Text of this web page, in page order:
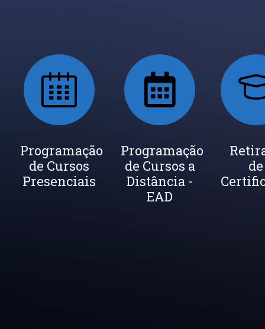
Seja um
Instrutor
Inscrição
Newsletter
Programação
de Cursos
Presenciais
Programação
de Cursos a
Distância -
EAD
de